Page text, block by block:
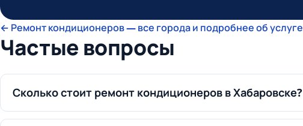
← Ремонт кондиционеров — все города и подробнее об услуге
Частые вопросы
Сколько стоит ремонт кондиционеров в Хабаровске?